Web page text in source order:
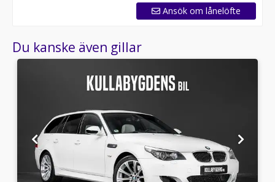
Ansök om lånelöfte
Du kanske även gillar